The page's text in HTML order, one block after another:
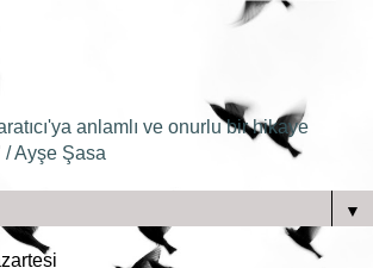
anlamlı ve onurlu bir hikaye
Ayşe Şasa
▼